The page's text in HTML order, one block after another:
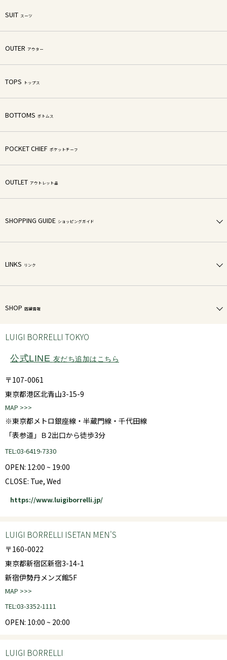
SUIT スーツ
OUTER アウター
TOPS トップス
BOTTOMS ボトムス
POCKET CHIEF ポケットチーフ
OUTLET アウトレット品
SHOPPING GUIDE ショッピングガイド
LINKS リンク
SHOP 店舗情報
LUIGI BORRELLI TOKYO
公式LINE 友だち追加はこちら
〒107-0061
東京都港区北青山3-15-9
MAP >>>
※東京都メトロ銀座線・半蔵門線・千代田線
「表参道」Ｂ2出口から徒歩3分
TEL:03-6419-7330
OPEN: 12:00 ~ 19:00
CLOSE: Tue, Wed
https://www.luigiborrelli.jp/
LUIGI BORRELLI ISETAN MEN'S
〒160-0022
東京都新宿区新宿3-14-1
新宿伊勢丹メンズ館5F
MAP >>>
TEL:03-3352-1111
OPEN: 10:00 ~ 20:00
LUIGI BORRELLI